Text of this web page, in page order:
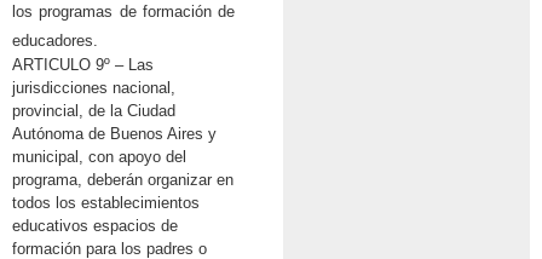
los programas de formación de
educadores.
ARTICULO 9º – Las
jurisdicciones nacional,
provincial, de la Ciudad
Autónoma de Buenos Aires y
municipal, con apoyo del
programa, deberán organizar en
todos los establecimientos
educativos espacios de
formación para los padres o